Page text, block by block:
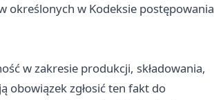
określonych w Kodeksie postępowania
w zakresie produkcji, składowania,
obowiązek zgłosić ten fakt do